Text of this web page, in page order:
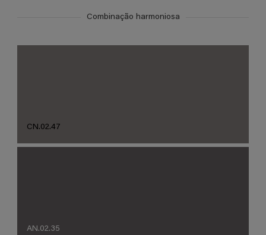
Combinação harmoniosa
CN.02.47
AN.02.35